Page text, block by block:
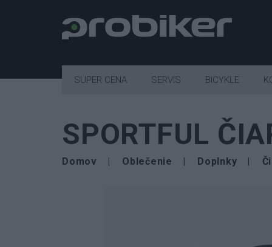
SPORTFUL
Domov Oblečenie Doplnky
SUPER CENA SERVIS BICYKLE